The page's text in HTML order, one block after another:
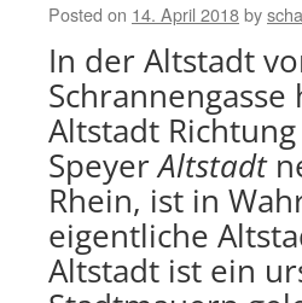
Posted on 14. April 2018by
In der Altstadt
Altstadt Richtung
SpeyerAltstadt
Rhein, ist in
eigentliche
Altstadt ist ein